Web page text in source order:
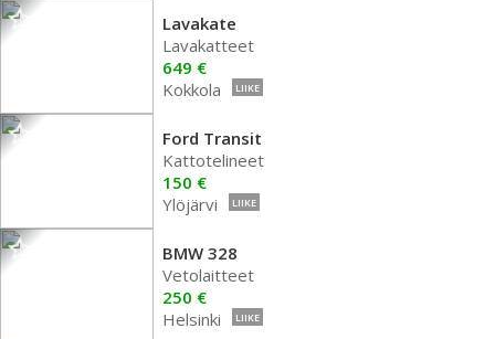
Lavakate
Lavakatteet
649 €
Kokkola
LIIKE
Ford Transit
Kattotelineet
150 €
Ylöjärvi
LIIKE
BMW 328
Vetolaitteet
250 €
Helsinki
LIIKE